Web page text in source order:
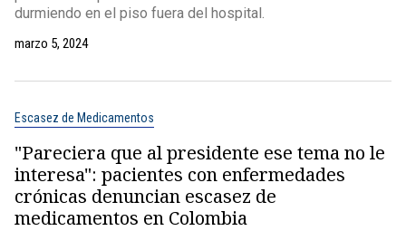
durmiendo en el piso fuera del hospital.
marzo 5, 2024
Escasez de Medicamentos
"Pareciera que al presidente ese tema no le
interesa": pacientes con enfermedades
crónicas denuncian escasez de
medicamentos en Colombia